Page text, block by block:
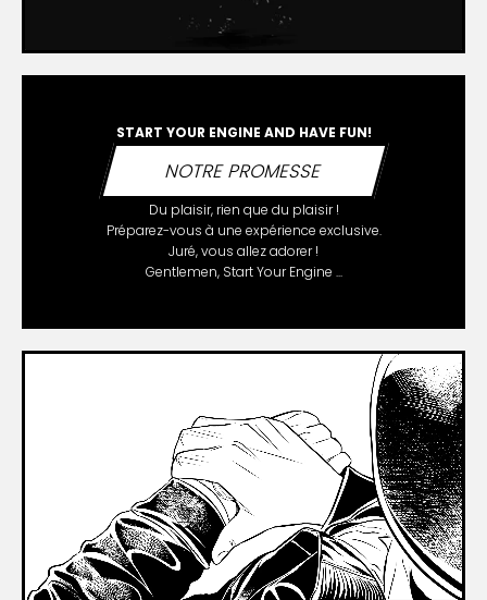
START YOUR ENGINE AND HAVE FUN!
NOTRE PROMESSE
Du plaisir, rien que du plaisir !
Préparez-vous à une expérience exclusive.
Juré, vous allez adorer !
Gentlemen, Start Your Engine ...